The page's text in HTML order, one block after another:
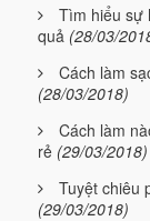
Tìm hiểu sự
quả (28/03/
Cách làm
(28/03/2018)
Cách làm
rẻ (29/03/2018)
Tuyệt chiêu
(29/03/2018)